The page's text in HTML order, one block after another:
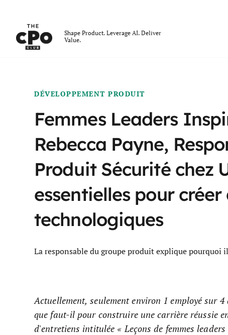
Shape Product. Leverage AI. Deliver
Value.
DÉVELOPPEMENT PRODUIT
Femmes Leaders
Rebecca Payne,
Produit Sécurité chez
essentielles pour
technologiques
La responsable du groupe produit explique pourquoi
Actuellement, seulement environ 1 employé sur
que faut-il pour construire une carrière réussie
d'entretiens intitulée « Leçons de femmes